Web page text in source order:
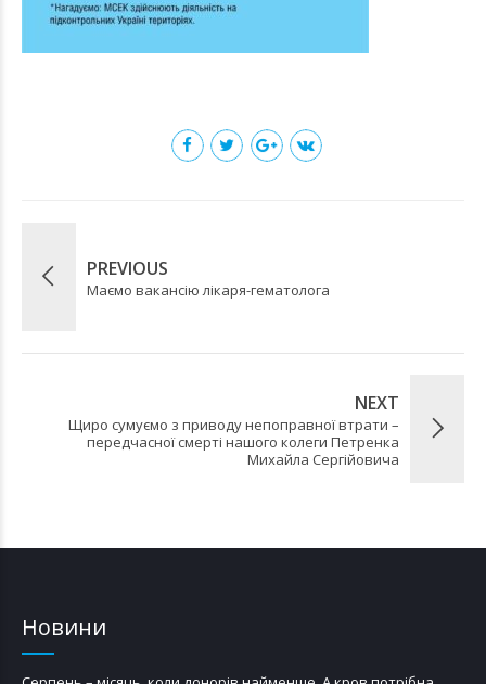
PREVIOUS
Маємо вакансію лікаря-гематолога
NEXT
Щиро сумуємо з приводу непоправної втрати –
передчасної смерті нашого колеги Петренка
Михайла Сергійовича
Новини